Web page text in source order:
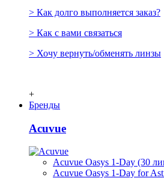
> Как долго выполняется заказ?
> Как с вами связаться
> Хочу вернуть/обменять линзы
+
Бренды
Acuvue
Acuvue Oasys 1-Day (30
Acuvue Oasys 1-Day for